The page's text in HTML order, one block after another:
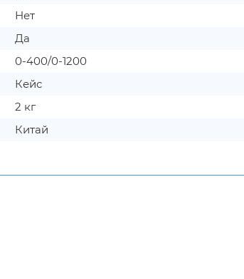
Нет
Да
0-400/0-1200
Кейс
2 кг
Китай